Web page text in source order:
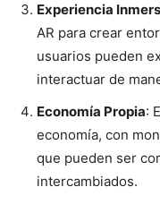
Experiencia
AR para crear
usuarios pueden
interactuar de
Economía Propia:
economía, con
que pueden ser
intercambiados.